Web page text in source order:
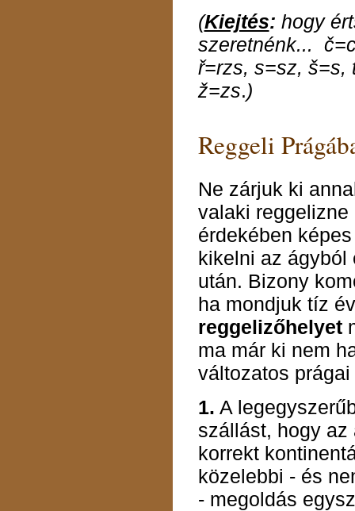
(Kiejtés: hogy
szeretnénk...
ř=rzs, s=sz, š=s,
ž=zs.)
Reggeli
Ne zárjuk ki
valaki
érdekében
kikelni az ágyból
után. Bizony
ha mondjuk tíz
reggelizőhelyet
ma már ki nem
változatos
1. A
szállást, hogy az
korrekt
közelebbi - és
- megoldás